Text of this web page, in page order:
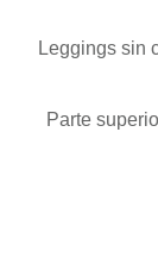
Leggings sin
Parte